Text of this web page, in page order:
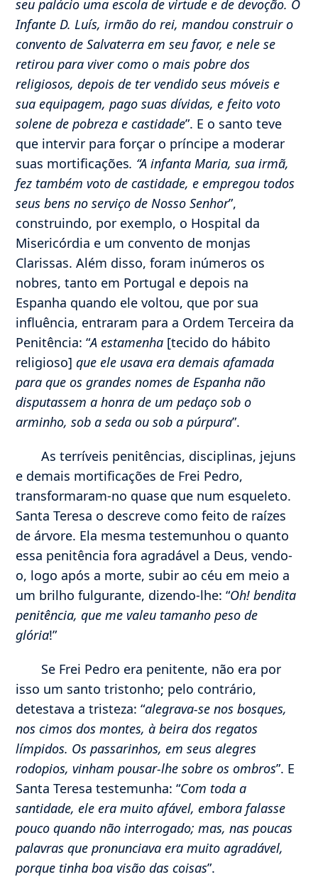
seu palácio uma escola de virtude e de devoção. O
Infante D. Luís, irmão do rei, mandou construir o
convento de Salvaterra em seu favor, e nele se
retirou para viver como o mais pobre dos
religiosos, depois de ter vendido seus móveis e
sua equipagem, pago suas dívidas, e feito voto
solene de pobreza e castidade”. E o santo teve
que intervir para forçar o príncipe a moderar
suas mortificações. “A infanta Maria, sua irmã,
fez também voto de castidade, e empregou todos
seus bens no serviço de Nosso Senhor”,
construindo, por exemplo, o Hospital da
Misericórdia e um convento de monjas
Clarissas. Além disso, foram inúmeros os
nobres, tanto em Portugal e depois na
Espanha quando ele voltou, que por sua
influência, entraram para a Ordem Terceira da
Penitência: “A estamenha [tecido do hábito
religioso]que ele usava era demais afamada
para que os grandes nomes de Espanha não
disputassem a honra de um pedaço sob o
arminho, sob a seda ou sob a púrpura”.
As terríveis penitências, disciplinas, jejuns
e demais mortificações de Frei Pedro,
transformaram-no quase que num esqueleto.
Santa Teresa o descreve como feito de raízes
de árvore. Ela mesma testemunhou o quanto
essa penitência fora agradável a Deus, vendo-
o, logo após a morte, subir ao céu em meio a
um brilho fulgurante, dizendo-lhe: “Oh! bendita
penitência, que me valeu tamanho peso de
glória!”
Se Frei Pedro era penitente, não era por
isso um santo tristonho; pelo contrário,
detestava a tristeza: “alegrava-se nos bosques,
nos cimos dos montes, à beira dos regatos
límpidos. Os passarinhos, em seus alegres
rodopios, vinham pousar-lhe sobre os ombros”. E
Santa Teresa testemunha: “Com toda a
santidade, ele era muito afável, embora falasse
pouco quando não interrogado; mas, nas poucas
palavras que pronunciava era muito agradável,
porque tinha boa visão das coisas”.